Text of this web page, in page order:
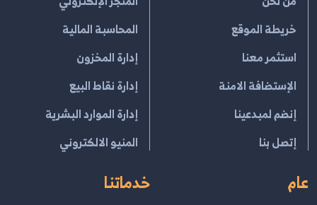
خريطة الموقع
استثمر معنا
الإستضافة الامنة
إنضم لمبدعينا
إتصل بنا
المحاسبة المالية
إدارة المخزون
إدارة نقاط البيع
إدارة الموارد البشرية
المنيو الالكتروني
عام خدماتنا